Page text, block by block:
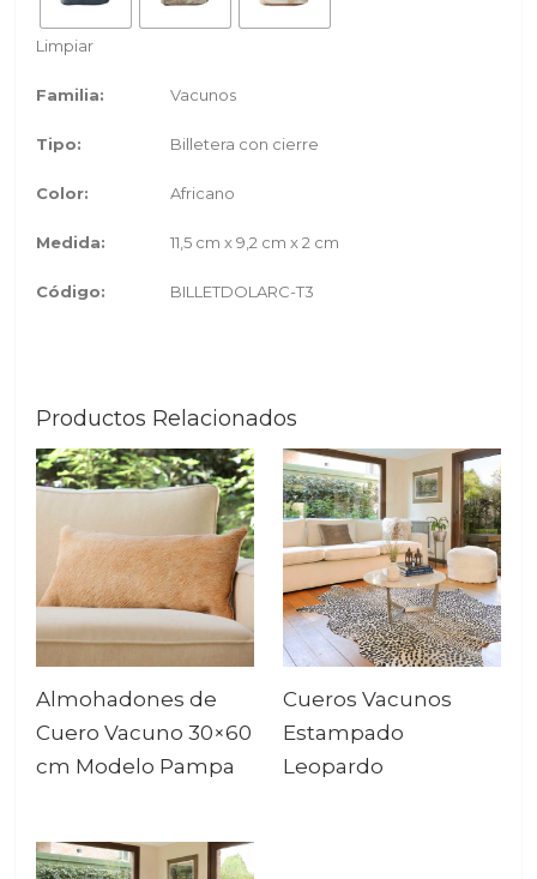
Limpiar
Familia: Vacunos
Tipo: Billetera con cierre
Color: Africano
Medida: 11,5 cm x 9,2 cm x 2 cm
Código: BILLETDOLARC-T3
Productos Relacionados
Almohadones de
Cuero Vacuno 30×60
cm Modelo Pampa
Cueros Vacunos
Estampado
Leopardo